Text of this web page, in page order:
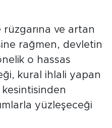
ve artan
rağmen, devletin
o hassas
kural ihlali yapan
kesintisinden
yüzleşeceği